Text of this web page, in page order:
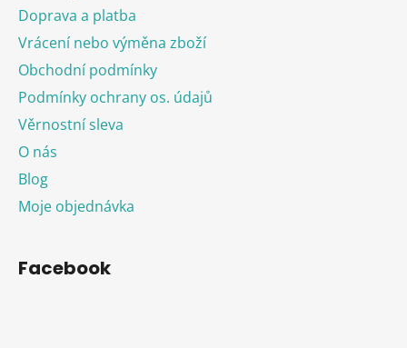
Doprava a platba
Vrácení nebo výměna zboží
Obchodní podmínky
Podmínky ochrany os. údajů
Věrnostní sleva
O nás
Blog
Moje objednávka
Facebook